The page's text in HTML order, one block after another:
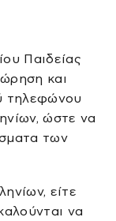
Παιδείας
και
τηλεφώνου
ώστε να
των
είτε
να